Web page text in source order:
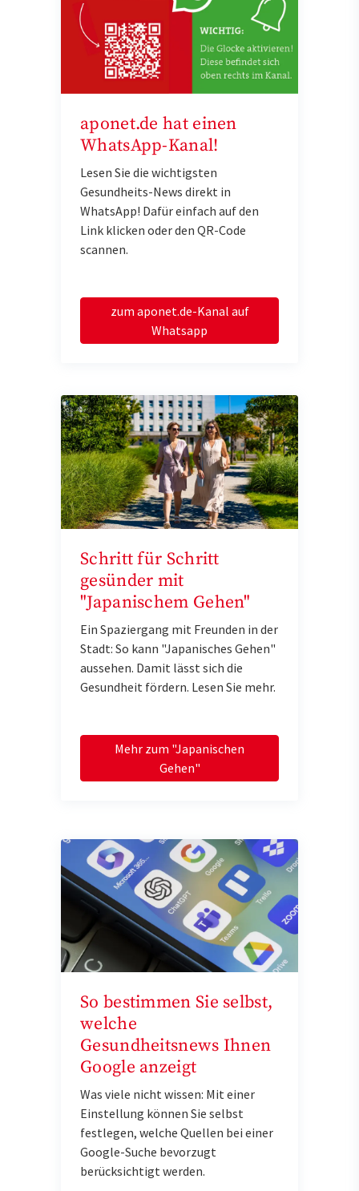
aponet.de hat einen
WhatsApp-Kanal!
Lesen Sie die wichtigsten
Gesundheits-News direkt in
WhatsApp! Dafür einfach auf den
Link klicken oder den QR-Code
scannen.
zum aponet.de-Kanal auf
Whatsapp
Schritt für Schritt
gesünder mit
"Japanischem Gehen"
Ein Spaziergang mit Freunden in der
Stadt: So kann "Japanisches Gehen"
aussehen. Damit lässt sich die
Gesundheit fördern. Lesen Sie mehr.
Mehr zum "Japanischen
Gehen"
So bestimmen Sie selbst,
welche
Gesundheitsnews Ihnen
Google anzeigt
Was viele nicht wissen: Mit einer
Einstellung können Sie selbst
festlegen, welche Quellen bei einer
Google-Suche bevorzugt
berücksichtigt werden.